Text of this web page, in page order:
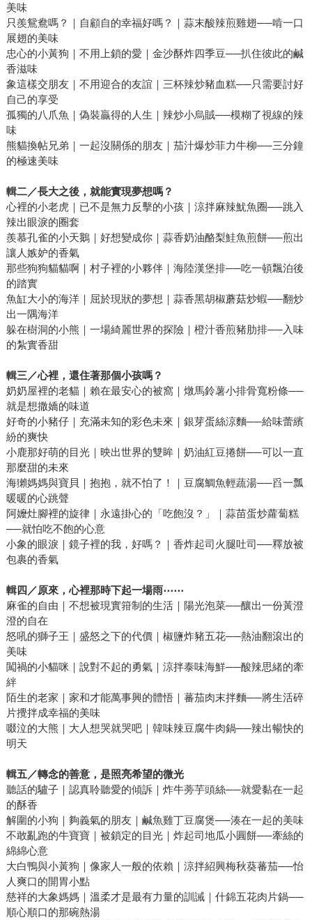
美味
只羨鴛鴦嗎？｜自顧自的幸福好嗎？｜蒜末酸辣煎雞翅──啃一口
展翅的美味
忠心的小黃狗｜不用上鎖的愛｜金沙酥炸四季豆──扒住彼此的鹹
香滋味
象這樣交朋友｜不用迎合的友誼｜三杯辣炒豬血糕──只需要討好
自己的享受
孤獨的八爪魚｜偽裝贏得的人生｜辣炒小烏賊──模糊了視線的辣
味
熊貓換帖兄弟｜一起沒關係的朋友｜茄汁爆炒菲力牛柳──三分鐘
的極速美味
輯二／長大之後，就能實現夢想嗎？
心裡的小老虎｜已不是無力反擊的小孩｜涼拌麻辣魷魚圈──跳入
辣出眼淚的圈套
羨慕孔雀的小天鵝｜好想變成你｜蒜香奶油酪梨鮭魚煎餅──煎出
讓人嫉妒的香氣
那些狗狗貓貓啊｜村子裡的小夥伴｜海陸漢堡排──吃一頓飄泊後
的踏實
魚缸大小的海洋｜屈於現狀的夢想｜蒜香黑胡椒蘑菇炒蝦──翻炒
出一隅海洋
躲在樹洞的小熊｜一場綺麗世界的探險｜橙汁香煎豬肋排──入味
的紮實香甜
輯三／心裡，還住著那個小孩嗎？
奶奶屋裡的老貓｜賴在最安心的被窩｜燉馬鈴薯小排骨寬粉條──
就是想撒嬌的味道
好奇的小豬仔｜充滿未知的彩色未來｜銀芽蛋絲涼麵──給味蕾繽
紛的爽快
小鹿那好萌的目光｜映出世界的雙眸｜奶油紅豆捲餅──可以一直
那麼甜的未來
海獺媽媽與寶貝｜抱抱，就不怕了！｜豆腐鯛魚輕蔬湯──舀一瓢
暖暖的心跳聲
阿嬤灶腳裡的旋律｜永遠掛心的「吃飽沒？」｜蒜苗蛋炒蘿蔔糕
──就怕吃不飽的心意
小象的眼淚｜鏡子裡的我，好嗎？｜香炸起司火腿吐司──釋放被
包裹的香氣
輯四／原來，心裡那時下起一場雨⋯⋯
麻雀的自由｜不想被現實箝制的生活｜陽光泡菜──釀出一份黃澄
澄的自在
怒吼的獅子王｜盛怒之下的代價｜椒鹽炸豬五花──熱油翻滾出的
美味
闖禍的小貓咪｜說對不起的勇氣｜涼拌泰味海鮮──酸辣思緒的牽
絆
陌生的老家｜家和才能萬事興的體悟｜蕃茄肉末拌麵──將生活碎
片攪拌成幸福的美味
啜泣的大熊｜大人想哭就哭吧｜韓味辣豆腐牛肉鍋──辣出暢快的
明天
輯五／轉念的善意，是照亮希望的微光
聽話的驢子｜認真聆聽愛的傾訴｜炸牛蒡芋頭絲──就愛黏在一起
的酥香
解圍的小狗｜夠義氣的朋友｜鹹魚雞丁豆腐煲──湊在一起的美味
不敢亂跑的牛寶寶｜被鎖定的目光｜炸起司地瓜小圓餅──牽絲的
綿綿心意
大白鴨與小黃狗｜像家人一般的依賴｜涼拌紹興梅秋葵蕃茄──怡
人爽口的開胃小點
慈祥的大象媽媽｜溫柔才是最有力量的訓誡｜什錦五花肉片鍋──
順心順口的那碗熱湯